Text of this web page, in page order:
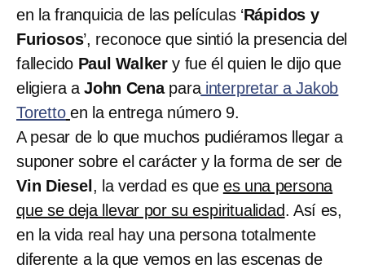
en la franquicia de las películas ‘Rápidos y
Furiosos’, reconoce que sintió la presencia del
fallecido Paul Walkery fue él quien le dijo que
eligiera aJohn Cenaparainterpretar a Jakob
Toretto en la entrega número 9.
A pesar de lo que muchos pudiéramos llegar a
suponer sobre el carácter y la forma de ser de
Vin Diesel , la verdad es que es una persona
que se deja llevar por su espiritualidad. Así es,
en la vida real hay una persona totalmente
diferente a la que vemos en las escenas de